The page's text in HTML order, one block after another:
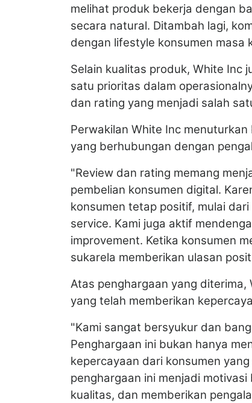
melihat produk bekerja dengan
secara natural. Ditambah lagi,
dengan lifestyle konsumen masa
Selain kualitas produk, White Inc
satu prioritas dalam
dan rating yang menjadi salah
Perwakilan White Inc
yang berhubungan dengan
"Review dan rating memang
pembelian konsumen digital.
konsumen tetap positif, mulai
service. Kami juga aktif
improvement. Ketika konsumen
sukarela memberikan ulasan
Atas penghargaan yang diterima,
yang telah memberikan
"Kami sangat bersyukur dan
Penghargaan ini bukan hanya
kepercayaan dari konsumen
penghargaan ini menjadi
kualitas, dan memberikan